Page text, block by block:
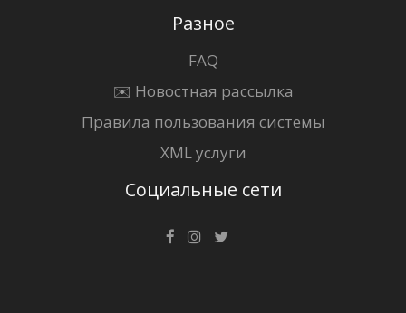
Разное
FAQ
✉️ Новостная рассылка
Правила пользования системы
XML услуги
Социальные сети